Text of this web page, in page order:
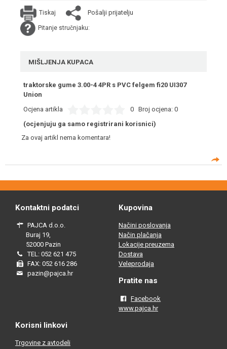
Tiskaj Pošalji prijatelju
Pitanje stručnjaku:
MIŠLJENJA KUPACA
traktorske gume 3.00-4 4PR s PVC felgem fi20 UI307
Union
Ocjena artikla
0 Broj ocjena: 0
(ocjenjuju ga samo registrirani korisnici)
Za ovaj artikl nema komentara!
Kontaktni podatci
PAJCA d.o.o.
Buraj 19,
52000 Pazin
TEL: 052 621 475
FAX: 052 616 286
pazin@pajca.hr
Kupovina
Načini poslovanja
Način plačanja
Lokacije preuzema
Dostava
Veleprodaja
Pratite nas
Facebook
www.pajca.hr
Korisni linkovi
Trgovine z avtodeli